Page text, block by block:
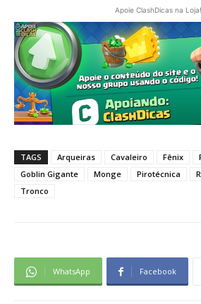
Apoie ClashDicas na Loja!
TAGS Arqueiras Cavaleiro Fênix
Goblin Gigante
Monge Pirotécnica
Tronco
WhatsApp Facebook